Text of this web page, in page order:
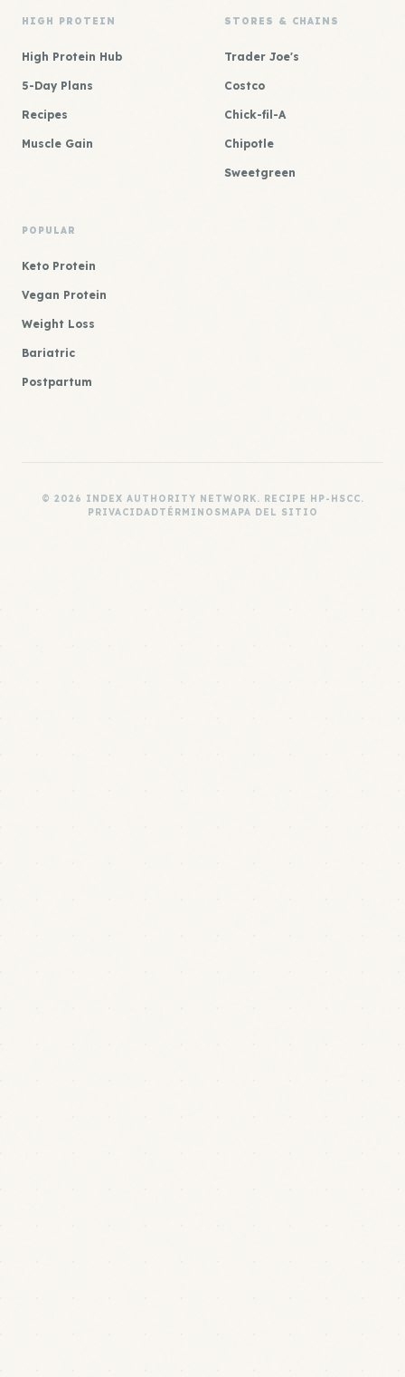
HIGH PROTEIN
High Protein Hub
5-Day Plans
Recipes
Muscle Gain
STORES & CHAINS
Trader Joe's
Costco
Chick-fil-A
Chipotle
Sweetgreen
POPULAR
Keto Protein
Vegan Protein
Weight Loss
Bariatric
Postpartum
© 2026 INDEX AUTHORITY NETWORK. RECIPE HP-HSCC.
PRIVACIDADTÉRMINOS MAPA DEL SITIO